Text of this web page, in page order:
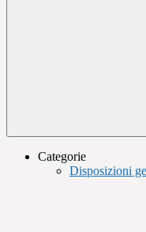
Categorie
Disposizioni